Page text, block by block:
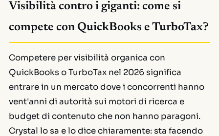
Visibilità contro i giganti: come si
compete con QuickBooks e TurboTax?
Competere per visibilità organica con
QuickBooks o TurboTax nel 2026 significa
entrare in un mercato dove i concorrenti hanno
vent'anni di autorità sui motori di ricerca e
budget di contenuto che non hanno paragoni.
Crystal lo sa e lo dice chiaramente: sta facendo